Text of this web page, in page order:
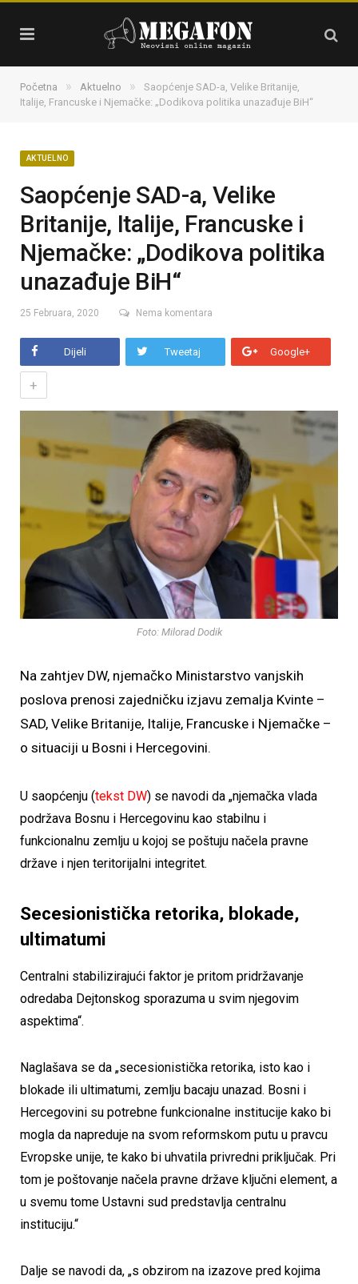
Početna » Aktuelno »
Saopćenje SAD-a, Velike Britanije,
Italije, Francuske i Njemačke: „Dodikova politika unazađuje BiH“
AKTUELNO
Saopćenje SAD-a, Velike
Britanije, Italije, Francuske i
Njemačke: „Dodikova politika
unazađuje BiH“
25 Februara, 2020 Nema komentara
Dijeli Tweetaj Google+
+
Foto: Milorad Dodik
Na zahtjev DW, njemačko Ministarstvo vanjskih
poslova prenosi zajedničku izjavu zemalja Kvinte –
SAD, Velike Britanije, Italije, Francuske i Njemačke –
o situaciji u Bosni i Hercegovini.
U saopćenju (tekst DW) se navodi da „njemačka vlada
podržava Bosnu i Hercegovinu kao stabilnu i
funkcionalnu zemlju u kojoj se poštuju načela pravne
države i njen teritorijalni integritet.
Secesionistička retorika, blokade,
ultimatumi
Centralni stabilizirajući faktor je pritom pridržavanje
odredaba Dejtonskog sporazuma u svim njegovim
aspektima“.
Naglašava se da „secesionistička retorika, isto kao i
blokade ili ultimatumi, zemlju bacaju unazad. Bosni i
Hercegovini su potrebne funkcionalne institucije kako bi
mogla da napreduje na svom reformskom putu u pravcu
Evropske unije, te kako bi uhvatila privredni priključak. Pri
tom je poštovanje načela pravne države ključni element, a
u svemu tome Ustavni sud predstavlja centralnu
instituciju.“
Dalje se navodi da, „s obzirom na izazove pred kojima